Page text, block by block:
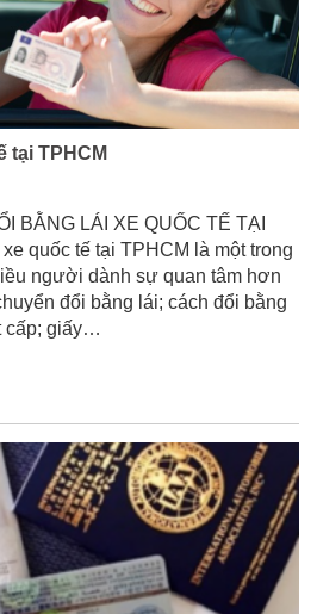
tại TPHCM
BẰNG LÁI XE QUỐC TẾ TẠI
quốc tế tại TPHCM là một trong
người dành sự quan tâm hơn
đổi bằng lái; cách đổi bằng
cấp; giấy…